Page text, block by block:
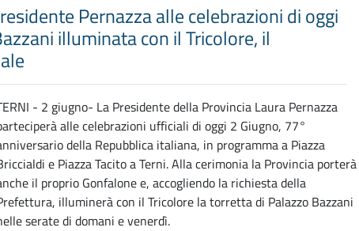
Pernazza alle celebrazioni di oggi
illuminata con il Tricolore, il
- 2 giugno- La Presidente della Provincia Laura Pernazza
alle celebrazioni ufficiali di oggi 2 Giugno, 77°
della Repubblica italiana, in programma a Piazza
e Piazza Tacito a Terni. Alla cerimonia la Provincia porterà
il proprio Gonfalone e, accogliendo la richiesta della
illuminerà con il Tricolore la torretta di Palazzo Bazzani
serate di domani e venerdì.